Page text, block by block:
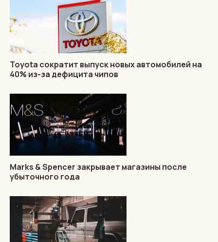
Toyota сократит выпуск новых автомобилей на
40% из-за дефицита чипов
Marks & Spencer закрывает магазины после
убыточного года